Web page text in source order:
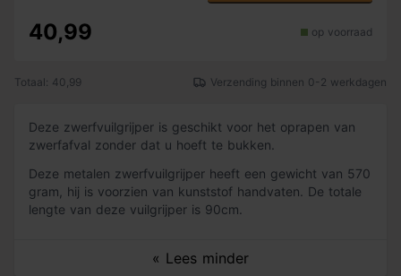
40,99 op voorraad
Totaal: 40,99 Verzending binnen 0-2 werkdagen
Deze zwerfvuilgrijper is geschikt voor het oprapen van
zwerfafval zonder dat u hoeft te bukken.
« Lees minder
Deze metalen zwerfvuilgrijper heeft een gewicht van 570
gram, hij is voorzien van kunststof handvaten. De totale
lengte van deze vuilgrijper is 90cm.